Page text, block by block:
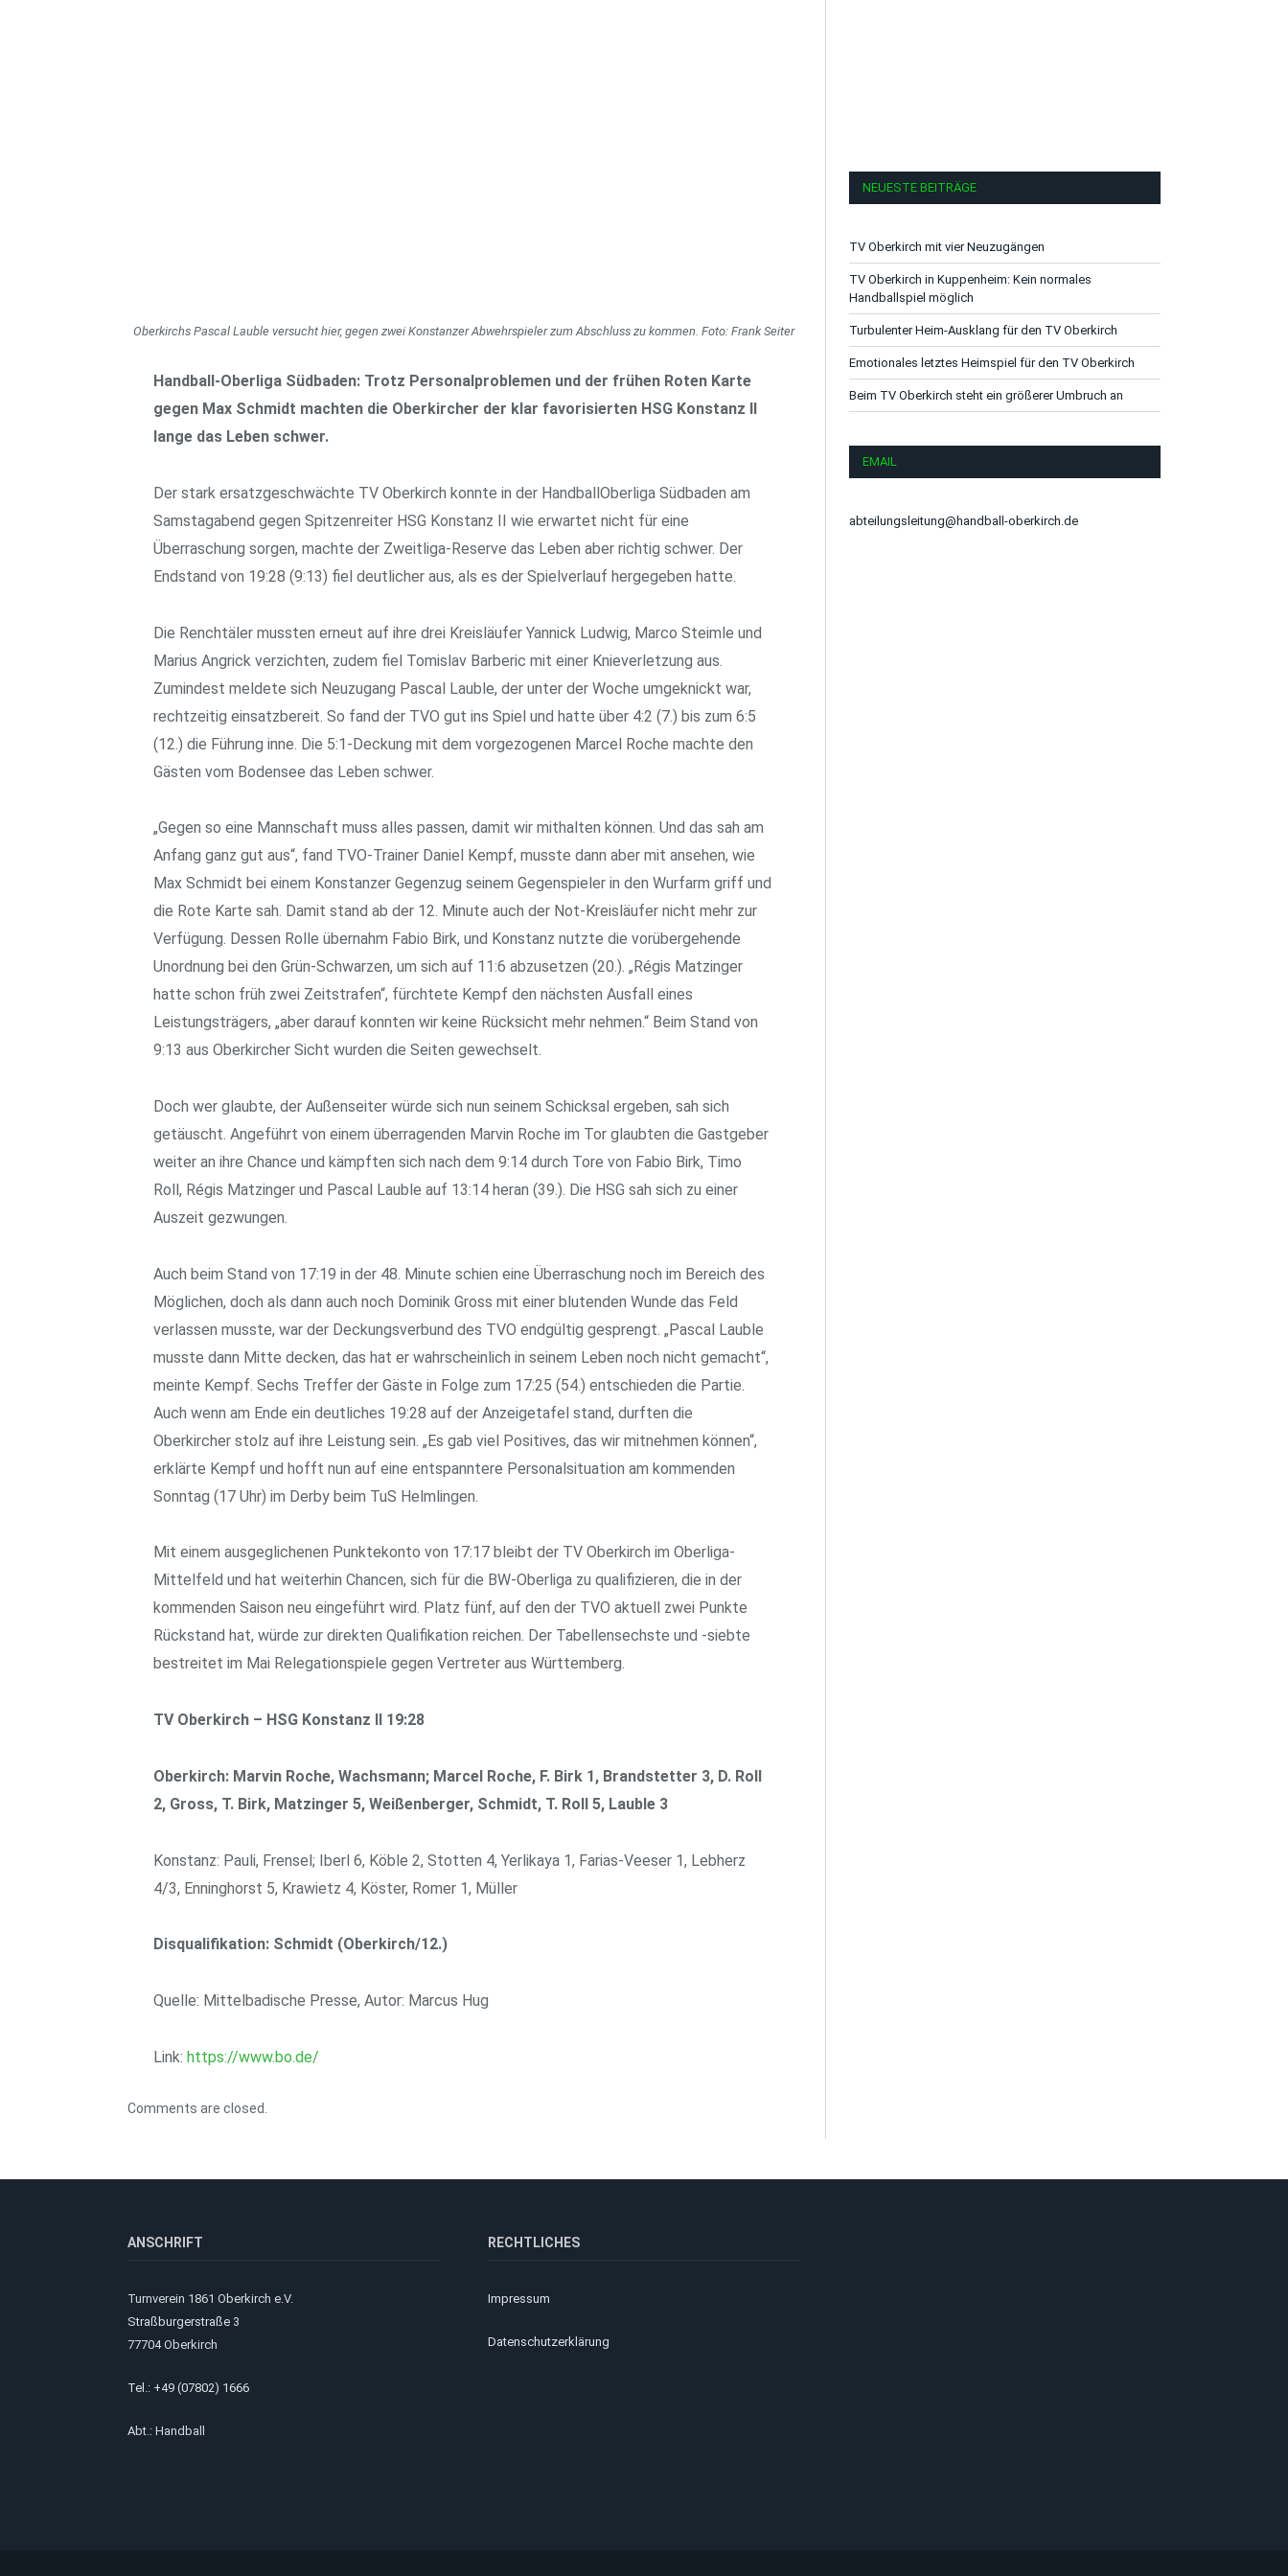
Oberkirchs Pascal Lauble versucht hier, gegen zwei Konstanzer Abwehrspieler zum Abschluss zu kommen. Foto: Frank Seiter
Handball-Oberliga Südbaden: Trotz Personalproblemen und der frühen Roten Karte
gegen Max Schmidt machten die Oberkircher der klar favorisierten HSG Konstanz II
lange das Leben schwer.
Der stark ersatzgeschwächte TV Oberkirch konnte in der HandballOberliga Südbaden am
Samstagabend gegen Spitzenreiter HSG Konstanz II wie erwartet nicht für eine
Überraschung sorgen, machte der Zweitliga-Reserve das Leben aber richtig schwer. Der
Endstand von 19:28 (9:13) fiel deutlicher aus, als es der Spielverlauf hergegeben hatte.
Die Renchtäler mussten erneut auf ihre drei Kreisläufer Yannick Ludwig, Marco Steimle und
Marius Angrick verzichten, zudem fiel Tomislav Barberic mit einer Knieverletzung aus.
Zumindest meldete sich Neuzugang Pascal Lauble, der unter der Woche umgeknickt war,
rechtzeitig einsatzbereit. So fand der TVO gut ins Spiel und hatte über 4:2 (7.) bis zum 6:5
(12.) die Führung inne. Die 5:1-Deckung mit dem vorgezogenen Marcel Roche machte den
Gästen vom Bodensee das Leben schwer.
„Gegen so eine Mannschaft muss alles passen, damit wir mithalten können. Und das sah am
Anfang ganz gut aus“, fand TVO-Trainer Daniel Kempf, musste dann aber mit ansehen, wie
Max Schmidt bei einem Konstanzer Gegenzug seinem Gegenspieler in den Wurfarm griff und
die Rote Karte sah. Damit stand ab der 12. Minute auch der Not-Kreisläufer nicht mehr zur
Verfügung. Dessen Rolle übernahm Fabio Birk, und Konstanz nutzte die vorübergehende
Unordnung bei den Grün-Schwarzen, um sich auf 11:6 abzusetzen (20.). „Régis Matzinger
hatte schon früh zwei Zeitstrafen“, fürchtete Kempf den nächsten Ausfall eines
Leistungsträgers, „aber darauf konnten wir keine Rücksicht mehr nehmen.“ Beim Stand von
9:13 aus Oberkircher Sicht wurden die Seiten gewechselt.
Doch wer glaubte, der Außenseiter würde sich nun seinem Schicksal ergeben, sah sich
getäuscht. Angeführt von einem überragenden Marvin Roche im Tor glaubten die Gastgeber
weiter an ihre Chance und kämpften sich nach dem 9:14 durch Tore von Fabio Birk, Timo
Roll, Régis Matzinger und Pascal Lauble auf 13:14 heran (39.). Die HSG sah sich zu einer
Auszeit gezwungen.
Auch beim Stand von 17:19 in der 48. Minute schien eine Überraschung noch im Bereich des
Möglichen, doch als dann auch noch Dominik Gross mit einer blutenden Wunde das Feld
verlassen musste, war der Deckungsverbund des TVO endgültig gesprengt. „Pascal Lauble
musste dann Mitte decken, das hat er wahrscheinlich in seinem Leben noch nicht gemacht“,
meinte Kempf. Sechs Treffer der Gäste in Folge zum 17:25 (54.) entschieden die Partie.
Auch wenn am Ende ein deutliches 19:28 auf der Anzeigetafel stand, durften die
Oberkircher stolz auf ihre Leistung sein. „Es gab viel Positives, das wir mitnehmen können“,
erklärte Kempf und hofft nun auf eine entspanntere Personalsituation am kommenden
Sonntag (17 Uhr) im Derby beim TuS Helmlingen.
Mit einem ausgeglichenen Punktekonto von 17:17 bleibt der TV Oberkirch im Oberliga-
Mittelfeld und hat weiterhin Chancen, sich für die BW-Oberliga zu qualifizieren, die in der
kommenden Saison neu eingeführt wird. Platz fünf, auf den der TVO aktuell zwei Punkte
Rückstand hat, würde zur direkten Qualifikation reichen. Der Tabellensechste und -siebte
bestreitet im Mai Relegationspiele gegen Vertreter aus Württemberg.
TV Oberkirch – HSG Konstanz II 19:28
Oberkirch: Marvin Roche, Wachsmann; Marcel Roche, F. Birk 1, Brandstetter 3, D. Roll
2, Gross, T. Birk, Matzinger 5, Weißenberger, Schmidt, T. Roll 5, Lauble 3
Konstanz: Pauli, Frensel; Iberl 6, Köble 2, Stotten 4, Yerlikaya 1, Farias-Veeser 1, Lebherz
4/3, Enninghorst 5, Krawietz 4, Köster, Romer 1, Müller
Disqualifikation: Schmidt (Oberkirch/12.)
Quelle: Mittelbadische Presse, Autor: Marcus Hug
Link:https://www.bo.de/
Comments are closed.
NEUESTE BEITRÄGE
TV Oberkirch mit vier Neuzugängen
TV Oberkirch in Kuppenheim: Kein normales
Handballspiel möglich
Turbulenter Heim-Ausklang für den TV Oberkirch
Emotionales letztes Heimspiel für den TV Oberkirch
Beim TV Oberkirch steht ein größerer Umbruch an
EMAIL
abteilungsleitung@handball-oberkirch.de
ANSCHRIFT
Turnverein 1861 Oberkirch e.V.
Straßburgerstraße 3
77704 Oberkirch
Tel.: +49 (07802) 1666
Abt.: Handball
RECHTLICHES
Impressum
Datenschutzerklärung